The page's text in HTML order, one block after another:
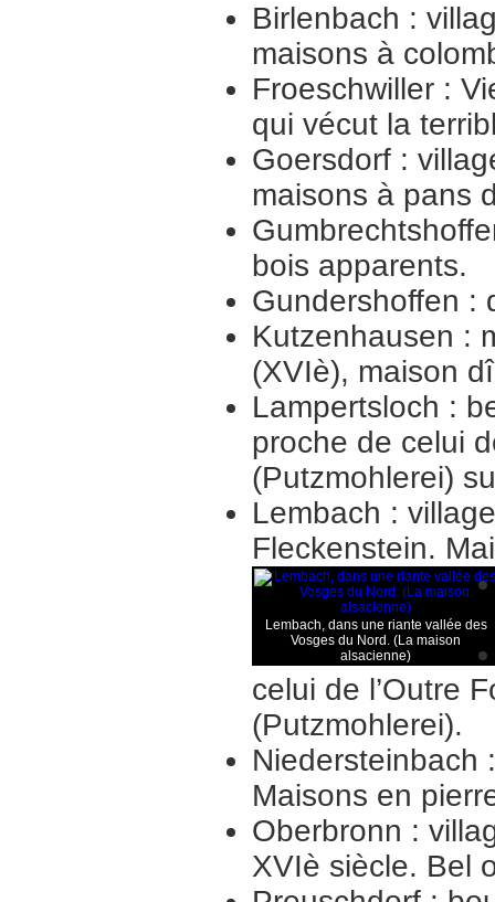
Birlenbach :
maisons à
Froeschwiller :
qui vécut la
Goersdorf :
maisons à pans
bois apparents.
Gundershoffen :
Kutzenhausen :
(XVIè), maison
Lampertsloch :
proche de celui
(Putzmohlerei)
Lembach :
Fleckenstein.
Lembach, dans une riante vallée des
Vosges du Nord. (La maison
alsacienne)
celui de l’Outre
(Putzmohlerei).
Niedersteinbach
Maisons en
Oberbronn :
XVIè siècle. Bel